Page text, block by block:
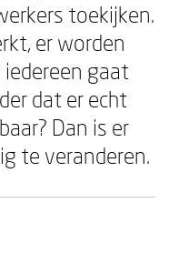
toekijken.
er worden
gaat
dat er echt
Dan is er
te veranderen.